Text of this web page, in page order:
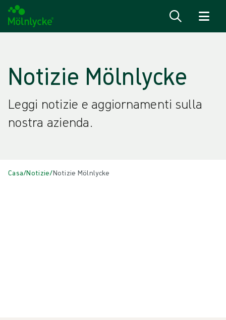
Notizie Mölnlycke
Leggi notizie e aggiornamenti sulla
nostra azienda.
Casa/Notizie/Notizie Mölnlycke